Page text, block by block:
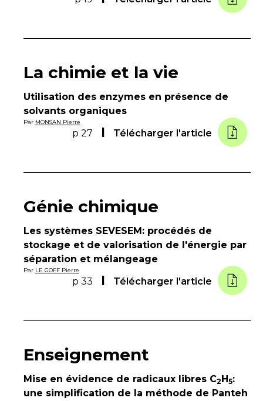
La chimie et la vie
Utilisation des enzymes en présence de
solvants organiques
Par MONSAN Pierre
p 27 Télécharger l'article
Génie chimique
Les systèmes SEVESEM: procédés de
stockage et de valorisation de l'énergie par
séparation et mélangeage
Par LE GOFF Pierre
p 33 Télécharger l'article
Enseignement
Mise en évidence de radicaux libres C2H5:
une simplification de la méthode de Panteh